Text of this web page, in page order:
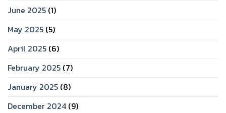
June 2025 (1)
May 2025 (5)
April 2025 (6)
February 2025 (7)
January 2025 (8)
December 2024 (9)